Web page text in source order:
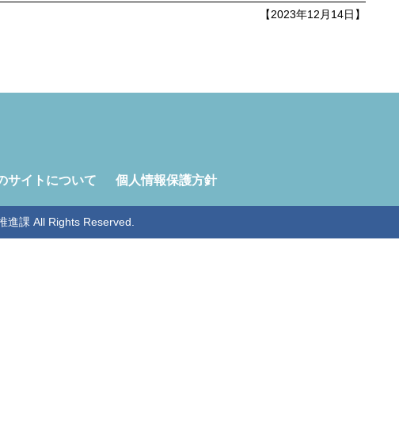
【2023年12月14日】
サイトについて 個人情報保護方針
進課 All Rights Reserved.